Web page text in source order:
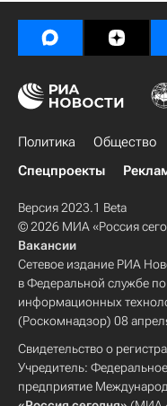
Политика Общество
Спецпроекты
Версия 2023.1 Beta
© 2026 МИА «Россия
Вакансии
Сетевое издание РИА
в Федеральной службе
информационных
(Роскомнадзор) 08
Свидетельство о
Учредитель:
предприятие